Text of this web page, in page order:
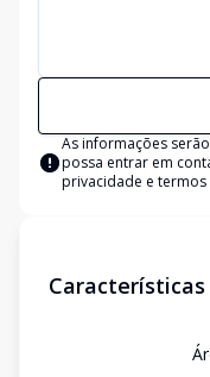
As informações
possa entrar em
privacidade e termos
Características